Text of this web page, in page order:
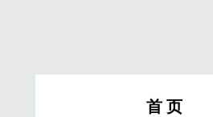
首 页